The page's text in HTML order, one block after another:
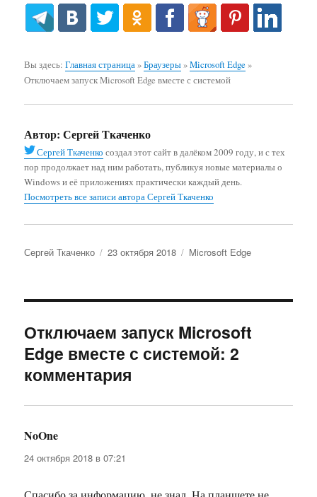
Вы здесь:Главная страница»Браузеры»Microsoft Edge »
Отключаем запуск Microsoft Edge вместе с системой
Автор: Сергей Ткаченко
Сергей Ткаченко создал этот сайт в далёком 2009 году, и с тех
пор продолжает над ним работать, публикуя новые материалы о
Windows и её приложениях практически каждый день.
Посмотреть все записи автора Сергей Ткаченко
Автор
Сергей Ткаченко Опубликовано
23 октября 2018 Рубрики
Microsoft Edge
Отключаем запуск Microsoft
Edge вместе с системой: 2
комментария
NoOne
24 октября 2018 в 07:21